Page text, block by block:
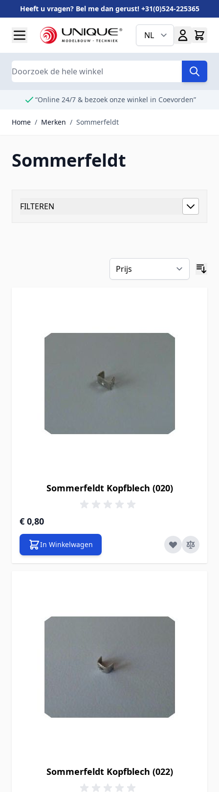
Heeft u vragen? Bel me dan gerust! +31(0)524-225365
NL
Search
“Online 24/7 & bezoek onze winkel in Coevorden”
Home / Merken / Sommerfeldt
Sommerfeldt
FILTEREN
Sommerfeldt Kopfblech (020)
€ 0,80
In Winkelwagen
Sommerfeldt Kopfblech (022)